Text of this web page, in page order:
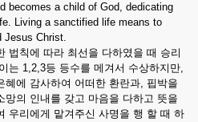
becomes a child of God, dedicating
Living a sanctified life means to
Jesus Christ.
법칙에 따라 최선을 다하였을 때 승리
는 1,2,3등 등수를 메겨서 수상하지만,
혜에 감사하여 어떠한 환란과, 핍박을
망의 인내를 갖고 마음을 다하고 뜻을
우리에게 맡겨주신 사명을 행 할 때 하